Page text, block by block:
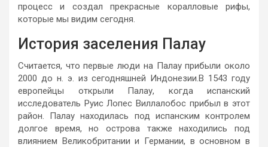
процесс и создал прекрасные коралловые рифы,
которые мы видим сегодня.
История заселения Палау
Считается, что первые люди на Палау прибыли около
2000 до н. э. из сегодняшней Индонезии.В 1543 году
европейцы открыли Палау, когда испанский
исследователь Руис Лопес Виллалобос прибыл в этот
район. Палау находилась под испанским контролем
долгое время, но острова также находились под
влиянием Великобритании и Германии, в основном в